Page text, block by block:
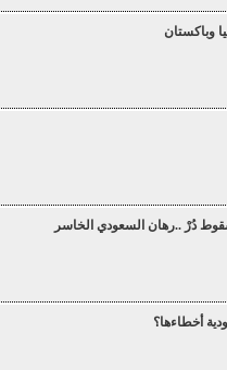
وباكستان
دُرْ ..رهان السعودي الخاسر
أخطاءها؟